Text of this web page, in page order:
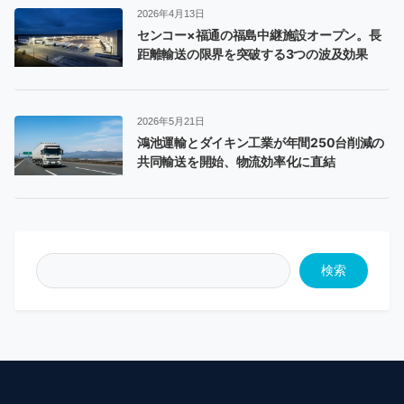
2026年4月13日
センコー×福通の福島中継施設オープン。長
距離輸送の限界を突破する3つの波及効果
2026年5月21日
鴻池運輸とダイキン工業が年間250台削減の
共同輸送を開始、物流効率化に直結
検索